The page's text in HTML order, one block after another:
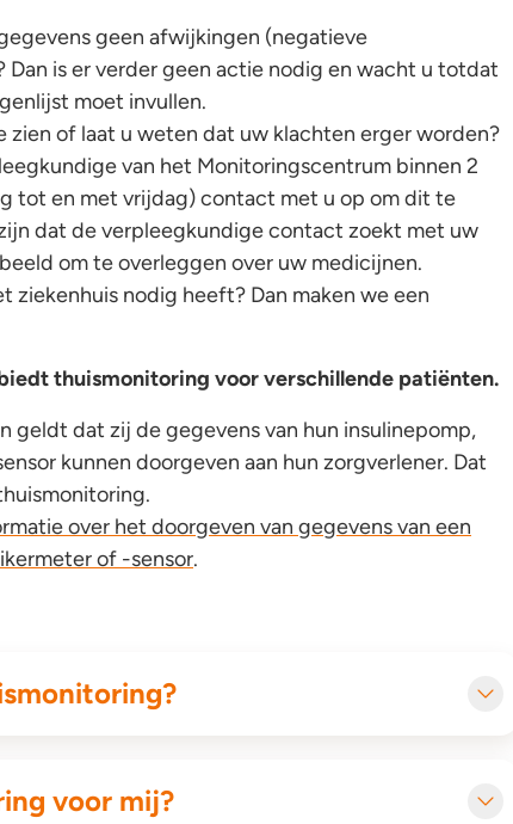
geen afwijkingen (negatieve
Dan is er verder geen actie nodig en wacht u totdat
moet invullen.
zien of laat u weten dat uw klachten erger worden?
van het Monitoringscentrum binnen 2
tot en met vrijdag) contact met u op om dit te
dat de verpleegkundige contact zoekt met uw
om te overleggen over uw medicijnen.
ziekenhuis nodig heeft? Dan maken we een
thuismonitoring voor verschillende patiënten.
geldt dat zij de gegevens van hun insulinepomp,
kunnen doorgeven aan hun zorgverlener. Dat
over het doorgeven van gegevens van een
of -sensor.
voor mij?